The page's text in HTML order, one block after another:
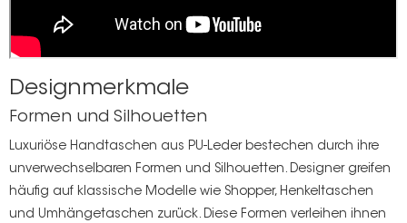
Designmerkmale
Formen und Silhouetten
Luxuriöse Handtaschen aus PU-Leder bestechen durch ihre
unverwechselbaren Formen und Silhouetten. Designer greifen
häufig auf klassische Modelle wie Shopper, Henkeltaschen
und Umhängetaschen zurück. Diese Formen verleihen ihnen